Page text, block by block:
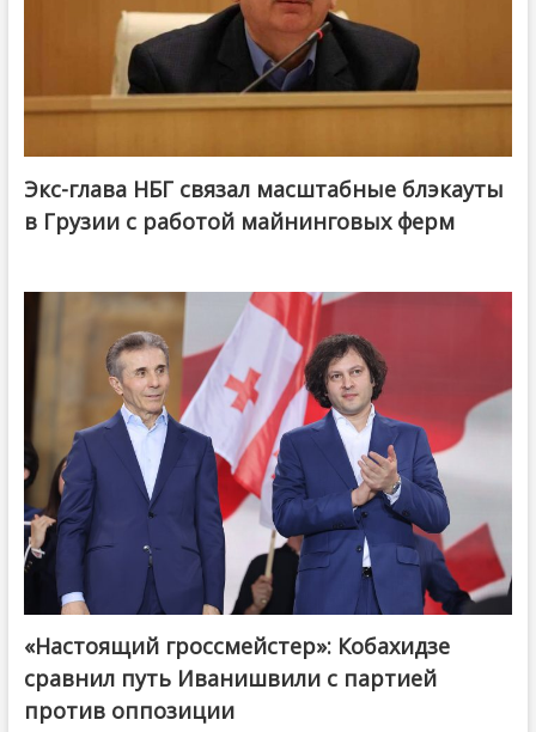
Экс-глава НБГ связал масштабные блэкауты
в Грузии с работой майнинговых ферм
@ქართული ოცნება / Georgian Dream
«Настоящий гроссмейстер»: Кобахидзе
сравнил путь Иванишвили с партией
против оппозиции